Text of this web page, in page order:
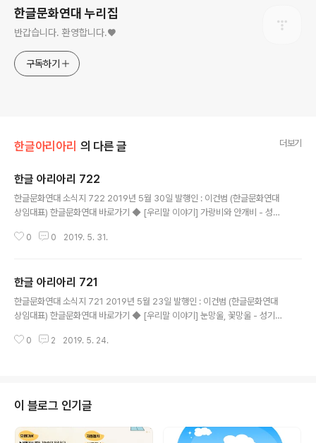
한글문화연대 누리집
반갑습니다. 환영합니다.♥
구독하기
한글아리아리 의 다른 글 더보기
한글 아리아리 722
한글문화연대 소식지 722 2019년 5월 30일 발행인 : 이건범 (한글문화연대
상임대표) 한글문화연대 바로가기 ◆ [우리말 이야기] 가랑비와 안개비 - 성기
이맘때쯤 농부들은 들판을 흠뻑 적셔주는 빗줄기를 고대하게 되는데, 아쉽게도
한다. 작달비를 만나면 우산도 별 소용이 없게 되지만, 옷이야 흠뻑 젖건 말건 작
달비가 그리운 요즘이다. ‘작달비’와 반대되는 비가 ‘안개비’, ‘는개’, ‘이슬비’, ‘가
랑비’ 들이다. 가늘고 잘게 내리는 비인 ‘잔비’도 있고, 겨우 먼지나 날리지 ..
0 0 2019. 5. 31.
한글 아리아리 721
한글문화연대 소식지 721 2019년 5월 23일 발행인 : 이건범 (한글문화연대
상임대표) 한글문화연대 바로가기 ◆ [우리말 이야기] 눈망울, 꽃망울 - 성기지
일까? 보통 눈알 앞쪽의 도톰한 부분을 가리키거나 또는 눈동자가 있는 곳을 눈
했던 가지가 눈부시게 하얀 꽃들을 가득가득 매달고 있다. 눈망울이 있는가 하
면 ‘콧방울’도 있다. 코끝 양쪽으로 둥글게 방울처럼 내민 부분을 콧방울이라 한
다. ‘..
0 2 2019. 5. 24.
이 블로그 인기글